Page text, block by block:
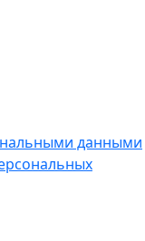
данными